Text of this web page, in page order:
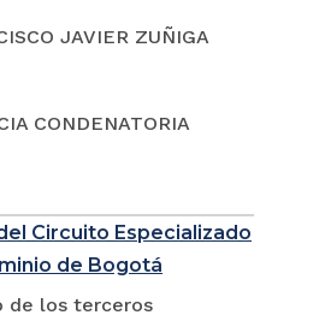
JAVIER ZUÑIGA
CONDENATORIA
Circuito Especializado
de Bogotá
de los terceros